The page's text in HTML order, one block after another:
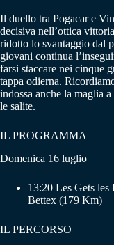
Il duello tra Pogacar e
decisiva nell’ottica
ridotto lo svantaggio dal
giovani continua
farsi staccare nei cinque
tappa odierna.
indossa anche la maglia
le salite.
IL PROGRAMMA
Domenica 16 luglio
13:20 Les Gets
Bettex (179 Km)
IL PERCORSO